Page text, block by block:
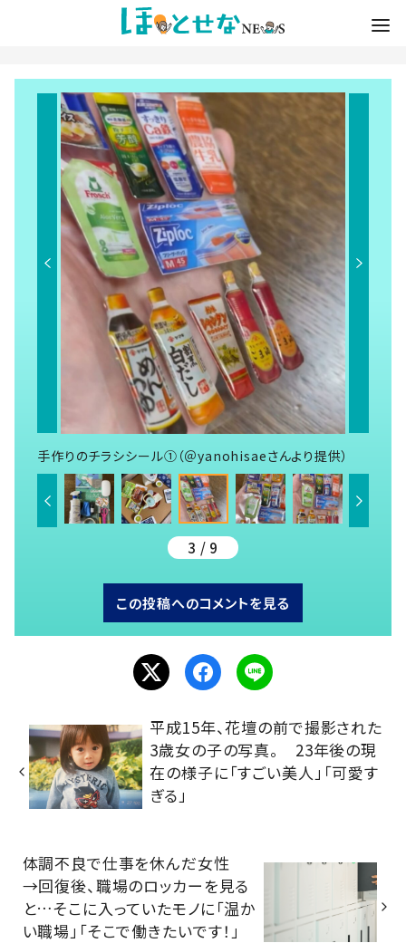
手作りのチラシシール①（＠yanohisaeさんより提供）
3 / 9
この投稿へのコメントを見る
平成15年、花壇の前で撮影された
3歳女の子の写真。 23年後の現
在の様子に「すごい美人」「可愛す
ぎる」
体調不良で仕事を休んだ女性
→回復後、職場のロッカーを見る
と…そこに入っていたモノに「温か
い職場」「そこで働きたいです！」